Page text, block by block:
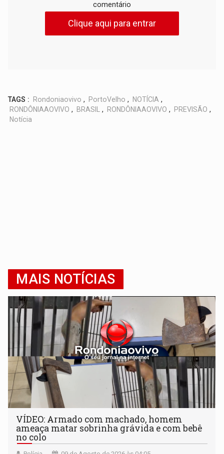
comentário
Clique aqui para entrar
TAGS : Rondoniaovivo , PortoVelho , NOTÍCIA ,
RONDÔNIAAOVIVO , BRASIL , RONDÔNIAAOVIVO , PREVISÃO ,
Notícia
MAIS NOTÍCIAS
VÍDEO: Armado com machado, homem
ameaça matar sobrinha grávida e com bebê
no colo